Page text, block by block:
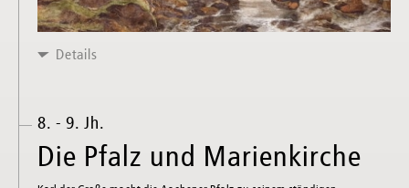
Details
8. - 9. Jh.
Die Pfalz und Marienkirche